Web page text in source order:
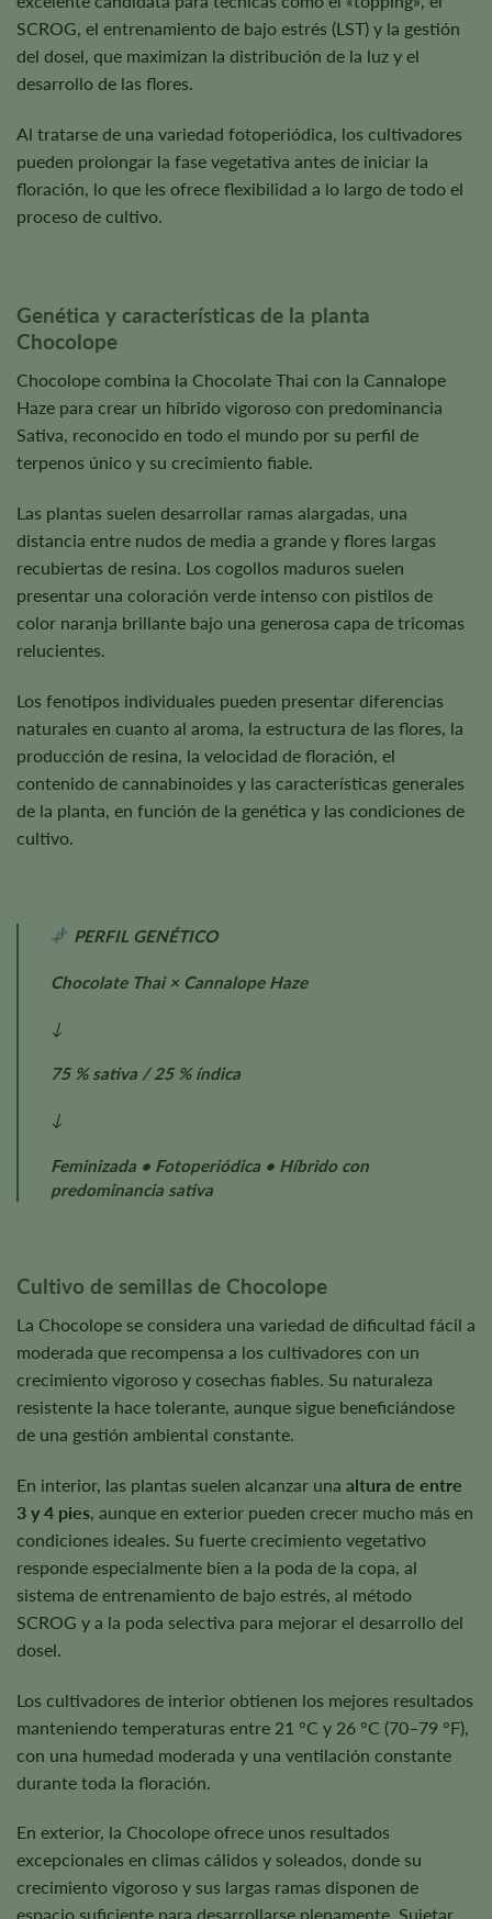
SCROG, el entrenamiento de bajo estrés (LST) y la gestión
del dosel, que maximizan la distribución de la luz y el
desarrollo de las flores.
Al tratarse de una variedad fotoperiódica, los cultivadores
pueden prolongar la fase vegetativa antes de iniciar la
floración, lo que les ofrece flexibilidad a lo largo de todo el
proceso de cultivo.
Genética y características de la planta
Chocolope
Chocolope combina la Chocolate Thai con la Cannalope
Haze para crear un híbrido vigoroso con predominancia
Sativa, reconocido en todo el mundo por su perfil de
terpenos único y su crecimiento fiable.
Las plantas suelen desarrollar ramas alargadas, una
distancia entre nudos de media a grande y flores largas
recubiertas de resina. Los cogollos maduros suelen
presentar una coloración verde intenso con pistilos de
color naranja brillante bajo una generosa capa de tricomas
relucientes.
Los fenotipos individuales pueden presentar diferencias
naturales en cuanto al aroma, la estructura de las flores, la
producción de resina, la velocidad de floración, el
contenido de cannabinoides y las características generales
de la planta, en función de la genética y las condiciones de
cultivo.
PERFIL GENÉTICO
Chocolate Thai × Cannalope Haze
↓
75 % sativa / 25 % índica
↓
Feminizada • Fotoperiódica • Híbrido con
predominancia sativa
Cultivo de semillas de Chocolope
La Chocolope se considera una variedad de dificultad fácil a
moderada que recompensa a los cultivadores con un
crecimiento vigoroso y cosechas fiables. Su naturaleza
resistente la hace tolerante, aunque sigue beneficiándose
de una gestión ambiental constante.
En interior, las plantas suelen alcanzar una altura de entre
3 y 4 pies, aunque en exterior pueden crecer mucho más en
condiciones ideales. Su fuerte crecimiento vegetativo
responde especialmente bien a la poda de la copa, al
sistema de entrenamiento de bajo estrés, al método
SCROG y a la poda selectiva para mejorar el desarrollo del
dosel.
Los cultivadores de interior obtienen los mejores resultados
manteniendo temperaturas entre 21 °C y 26 °C (70–79 °F),
con una humedad moderada y una ventilación constante
durante toda la floración.
En exterior, la Chocolope ofrece unos resultados
excepcionales en climas cálidos y soleados, donde su
crecimiento vigoroso y sus largas ramas disponen de
espacio suficiente para desarrollarse plenamente. Sujetar